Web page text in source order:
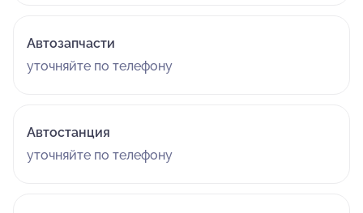
Автозапчасти
уточняйте по телефону
Автостанция
уточняйте по телефону